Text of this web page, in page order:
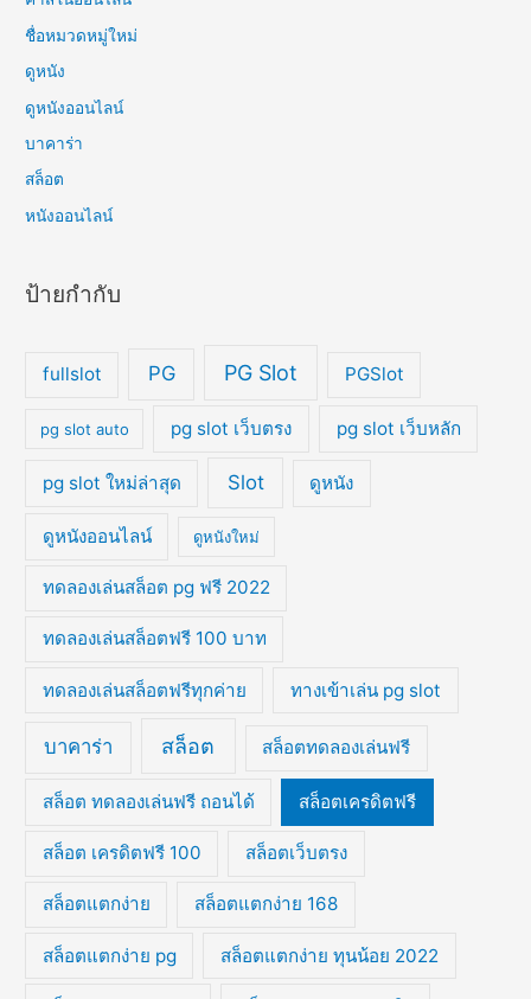
ชื่อหมวดหมู่ใหม่
ดูหนัง
ดูหนังออนไลน์
บาคาร่า
สล็อต
หนังออนไลน์
ป้ายกำกับ
fullslot PG PG Slot PGSlot
pg slot auto pg slot เว็บตรง pg slot เว็บหลัก
pg slot ใหม่ล่าสุด Slot ดูหนัง
ดูหนังออนไลน์ ดูหนังใหม่
ทดลองเล่นสล็อต pg ฟรี 2022
ทดลองเล่นสล็อตฟรี 100 บาท
ทดลองเล่นสล็อตฟรีทุกค่าย ทางเข้าเล่น pg slot
บาคาร่า สล็อต สล็อตทดลองเล่นฟรี
สล็อต ทดลองเล่นฟรี ถอนได้ สล็อตเครดิตฟรี
สล็อต เครดิตฟรี 100 สล็อตเว็บตรง
สล็อตแตกง่าย สล็อตแตกง่าย 168
สล็อตแตกง่าย pg สล็อตแตกง่าย ทุนน้อย 2022